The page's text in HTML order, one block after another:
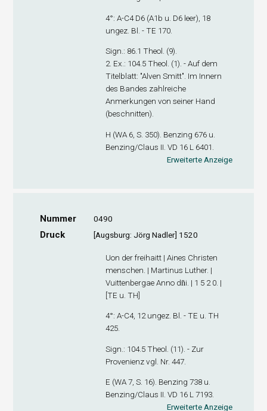
4°: A-C4D6 (A1b u. D6 leer), 18
ungez. Bl. - TE 170.
Sign.: 86.1 Theol. (9).
2. Ex.: 104.5 Theol. (1). - Auf dem
Titelblatt: "Alven Smitt". Im Innern
des Bandes zahlreiche
Anmerkungen von seiner Hand
(beschnitten).
H (WA 6, S. 350). Benzing 676 u.
Benzing/Claus II. VD 16 L 6401.
Erweiterte Anzeige
Nummer 0490
Druck [Augsburg: Jörg Nadler] 1520
Uon der freihaitt | Aines Christen
menschen. | Martinus Luther. |
Vuittenbergae Anno dn̄i. | 1 5 2 0. |
[TE u. TH]
4°: A-C4, 12 ungez. Bl. - TE u. TH
425.
Sign .: 104.5 Theol. (11). - Zur
Provenienz vgl. Nr. 447.
E (WA 7, S. 16). Benzing 738 u.
Benzing/Claus II. VD 16 L 7193.
Erweiterte Anzeige